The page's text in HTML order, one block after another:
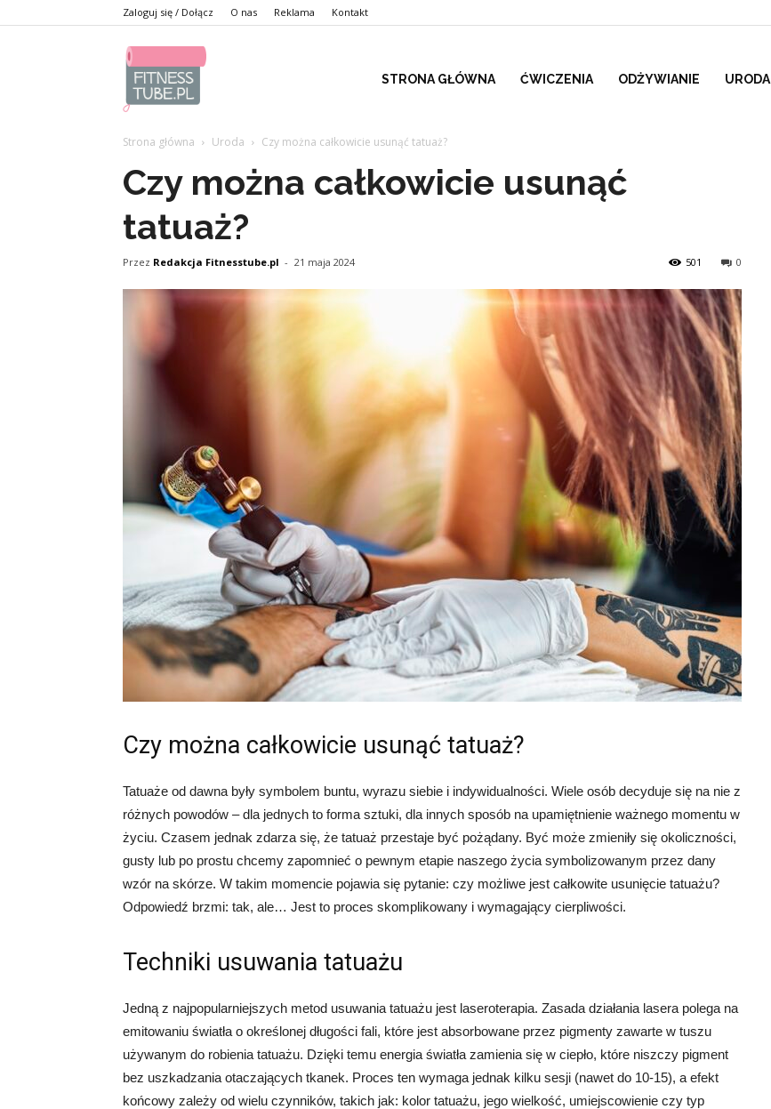
Zaloguj się / Dołącz O nas Reklama Kontakt
STRONA GŁÓWNA ĆWICZENIA ODŻYWIANIE URODA
Strona główna Uroda Czy można całkowicie usunąć tatuaż?
Czy można całkowicie usunąć
tatuaż?
Przez Redakcja Fitnesstube.pl - 21 maja 2024 0
501
Czy można całkowicie usunąć tatuaż?
Tatuaże od dawna były symbolem buntu, wyrazu siebie i indywidualności. Wiele osób decyduje się na nie z
różnych powodów – dla jednych to forma sztuki, dla innych sposób na upamiętnienie ważnego momentu w
życiu. Czasem jednak zdarza się, że tatuaż przestaje być pożądany. Być może zmieniły się okoliczności,
gusty lub po prostu chcemy zapomnieć o pewnym etapie naszego życia symbolizowanym przez dany
wzór na skórze. W takim momencie pojawia się pytanie: czy możliwe jest całkowite usunięcie tatuażu?
Odpowiedź brzmi: tak, ale… Jest to proces skomplikowany i wymagający cierpliwości.
Techniki usuwania tatuażu
Jedną z najpopularniejszych metod usuwania tatuażu jest laseroterapia. Zasada działania lasera polega na
emitowaniu światła o określonej długości fali, które jest absorbowane przez pigmenty zawarte w tuszu
używanym do robienia tatuażu. Dzięki temu energia światła zamienia się w ciepło, które niszczy pigment
bez uszkadzania otaczających tkanek. Proces ten wymaga jednak kilku sesji (nawet do 10-15), a efekt
końcowy zależy od wielu czynników, takich jak: kolor tatuażu, jego wielkość, umiejscowienie czy typ